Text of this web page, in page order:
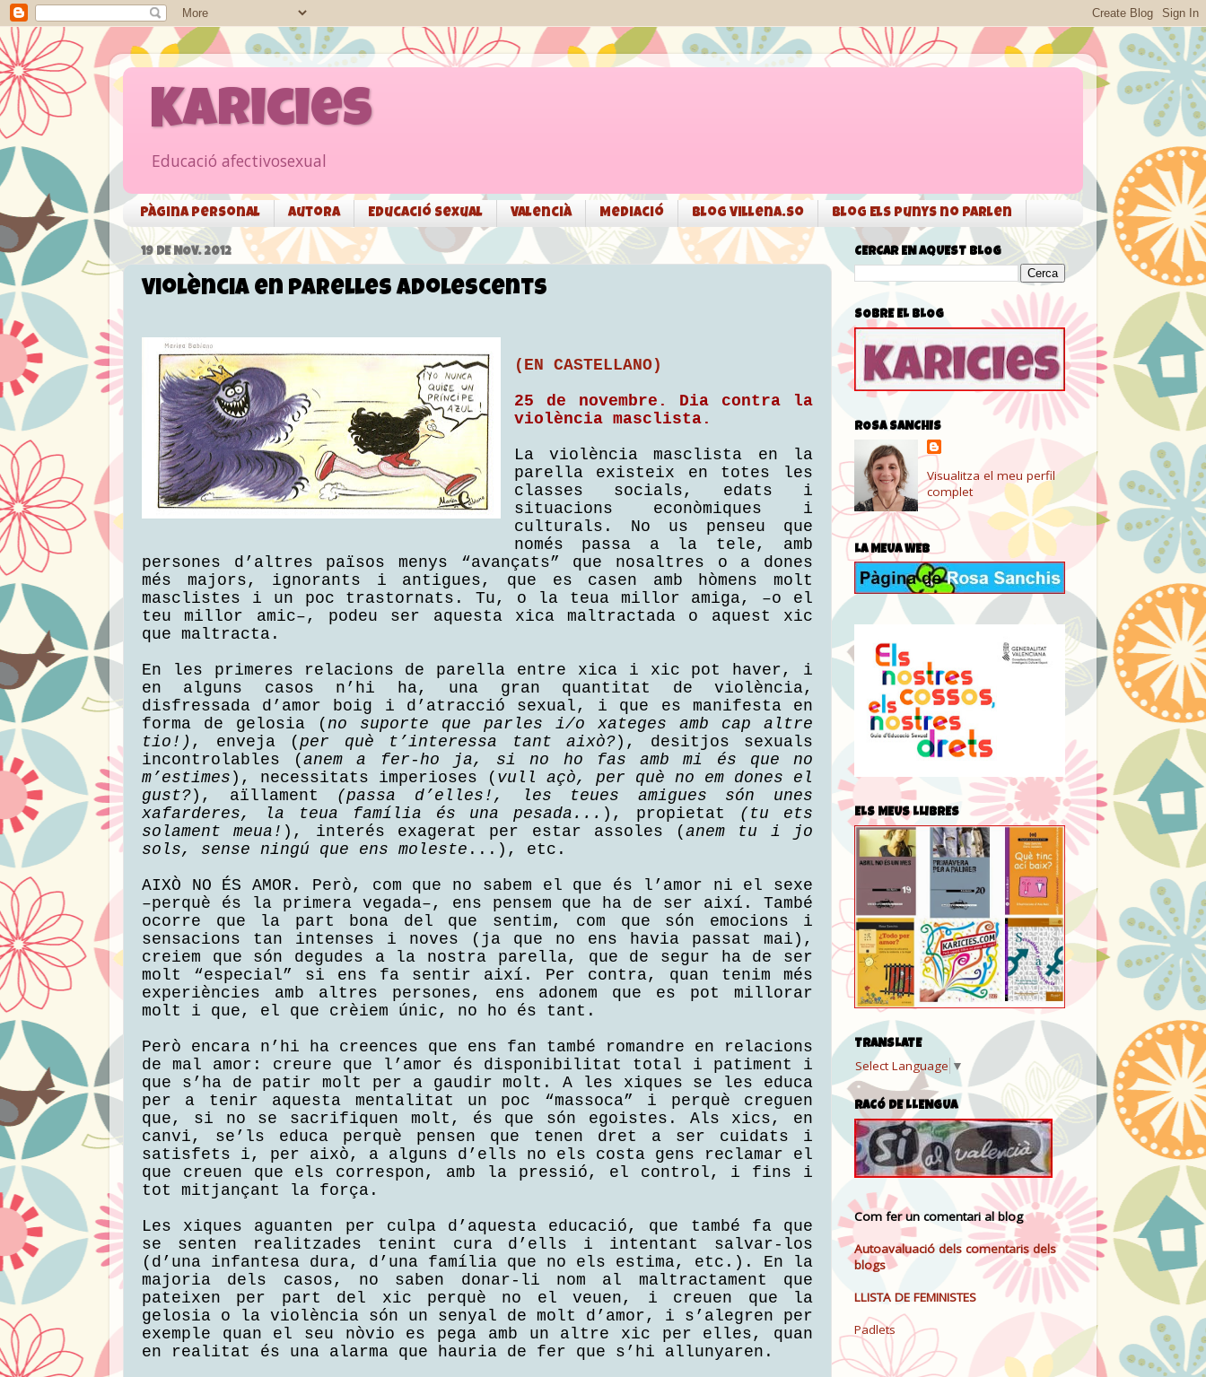
Karicies
Educació afectivosexual
Pàgina personal Autora Educació sexual Valencià Mediació Blog Villena.so Blog Els punys no parlen
19 DE NOV. 2012
Violència en parelles adolescents
(EN CASTELLANO)
25 de novembre. Dia contra la
violència masclista.
La violència masclista en la
parella existeix en totes les
classes socials, edats i
situacions econòmiques i
culturals. No us penseu que
només passa a la tele, amb
persones d’altres països menys “avançats” que nosaltres o a dones
més majors, ignorants i antigues, que es casen amb hòmens molt
masclistes i un poc trastornats. Tu, o la teua millor amiga, –o el
teu millor amic–, podeu ser aquesta xica maltractada o aquest xic
que maltracta.
En les primeres relacions de parella entre xica i xic pot haver, i
en alguns casos n’hi ha, una gran quantitat de violència,
disfressada d’amor boig i d’atracció sexual, i que es manifesta en
forma de gelosia (no suporte que parles i/o xateges amb cap altre
tio!) , enveja (per què t’interessa tant això?), desitjos sexuals
incontrolables (anem a fer-ho ja, si no ho fas amb mi és que no
m’estimes ), necessitats imperioses ( vull açò, per què no em dones el
gust?), aïllament (passa d’elles!, les teues amigues són unes
xafarderes, la teua família és una pesada... ), propietat (tu ets
solament meua! ), interés exagerat per estar assoles (anem tu i jo
sols, sense ningú que ens moleste ...), etc.
AIXÒ NO ÉS AMOR. Però, com que no sabem el que és l’amor ni el sexe
–perquè és la primera vegada–, ens pensem que ha de ser així. També
ocorre que la part bona del que sentim, com que són emocions i
sensacions tan intenses i noves (ja que no ens havia passat mai),
creiem que són degudes a la nostra parella, que de segur ha de ser
molt “especial” si ens fa sentir així. Per contra, quan tenim més
experiències amb altres persones, ens adonem que es pot millorar
molt i que, el que crèiem únic, no ho és tant.
Però encara n’hi ha creences que ens fan també romandre en relacions
de mal amor: creure que l’amor és disponibilitat total i patiment i
que s’ha de patir molt per a gaudir molt. A les xiques se les educa
per a tenir aquesta mentalitat un poc “massoca” i perquè creguen
que, si no se sacrifiquen molt, és que són egoistes. Als xics, en
canvi, se’ls educa perquè pensen que tenen dret a ser cuidats i
satisfets i, per això, a alguns d’ells no els costa gens reclamar el
que creuen que els correspon, amb la pressió, el control, i fins i
tot mitjançant la força.
Les xiques aguanten per culpa d’aquesta educació, que també fa que
se senten realitzades tenint cura d’ells i intentant salvar-los
(d’una infantesa dura, d’una família que no els estima, etc.). En la
majoria dels casos, no saben donar-li nom al maltractament que
pateixen per part del xic perquè no el veuen, i creuen que la
gelosia o la violència són un senyal de molt d’amor, i s’alegren per
exemple quan el seu nòvio es pega amb un altre xic per elles, quan
en realitat és una alarma que hauria de fer que s’hi allunyaren.
CERCAR EN AQUEST BLOG
SOBRE EL BLOG
ROSA SANCHIS
Visualitza el meu perfil
complet
LA MEUA WEB
ELS MEUS LLIBRES
TRANSLATE
Select Language ▼
RACÓ DE LLENGUA
Com fer un comentari al blog
Autoavaluació dels comentaris dels
blogs
LLISTA DE FEMINISTES
Padlets